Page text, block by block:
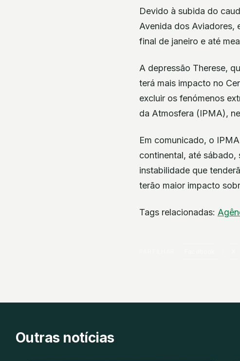
Devido à subida do
Avenida dos Aviadores,
final de janeiro e até
A depressão Therese,
terá mais impacto no
excluir os fenómenos
da Atmosfera (IPMA),
Em comunicado, o
continental, até sábado,
instabilidade que
terão maior impacto
Tags relacionadas:
Outras notícias